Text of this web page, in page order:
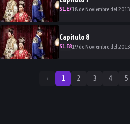
S1.E718 de Noviembre del 2013
Capitulo 8
S1.E819 de Noviembre del 2013
‹ 1 2 3 4 5